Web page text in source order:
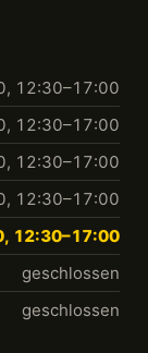
12:30–17:00
12:30–17:00
12:30–17:00
12:30–17:00
12:30–17:00
geschlossen
geschlossen